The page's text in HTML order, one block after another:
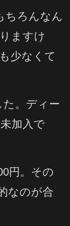
ちろんなん
ますけ
少なくて
た。ディー
加入で
円。その
なのが合